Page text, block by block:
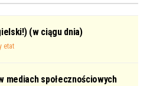
(w ciągu dnia)
etat
mediach społecznościowych